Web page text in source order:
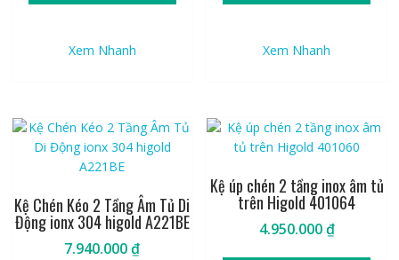
Xem Nhanh Xem Nhanh
Kệ Chén Kéo 2 Tầng Âm Tủ Di
Động ionx 304 higold A221BE
7.940.000₫
Kệ úp chén 2 tầng inox âm tủ
trên Higold 401064
4.950.000₫